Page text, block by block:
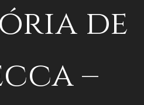
de
–